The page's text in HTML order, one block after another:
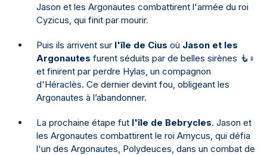
Jason et les Argonautes combattirent l'armée du roi
Cyzicus, qui finit par mourir.
Puis ils arrivent sur l'île de Cius où Jason et les
Argonautes furent séduits par de belles sirènes 🧜♀️
et finirent par perdre Hylas, un compagnon
d'Héraclès. Ce dernier devint fou, obligeant les
Argonautes à l’abandonner.
La prochaine étape fut l'île de Bebrycles. Jason et
les Argonautes combattirent le roi Amycus, qui défia
l'un des Argonautes, Polydeuces, dans un combat de